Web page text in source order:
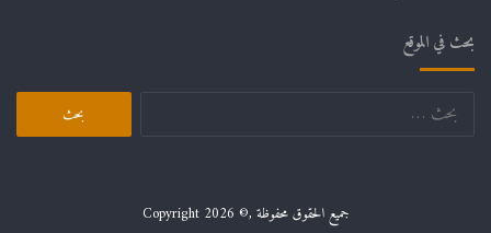
بحث في الموقع
جميع الحقوق محفوظة ,© Copyright 2026